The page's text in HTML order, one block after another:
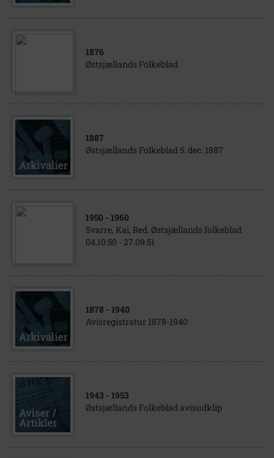
1876
Østsjællands Folkeblad
1887
Østsjællands Folkeblad 5. dec. 1887
1950 - 1960
Svarre, Kai, Red. Østsjællands folkeblad
04.10.50 - 27.09.51
1878 - 1940
Avisregistratur 1878-1940
1943 - 1953
Østsjællands Folkeblad avisudklip